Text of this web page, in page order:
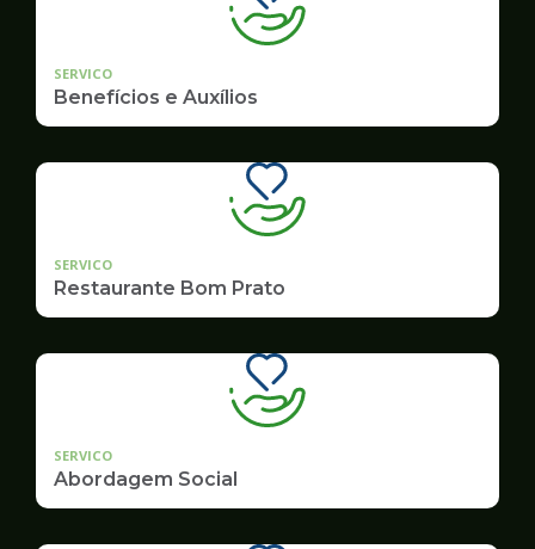
SERVICO
Benefícios e Auxílios
SERVICO
Restaurante Bom Prato
SERVICO
Abordagem Social